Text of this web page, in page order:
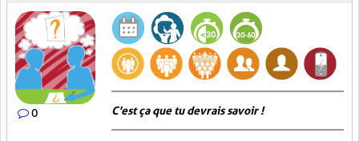
0 C'est ça que tu devrais savoir !